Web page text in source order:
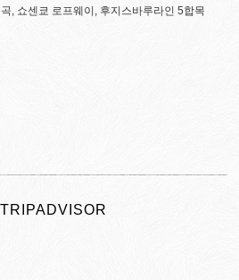
, 쇼센쿄 로프웨이, 후지스바루라인 5합목
TRIPADVISOR